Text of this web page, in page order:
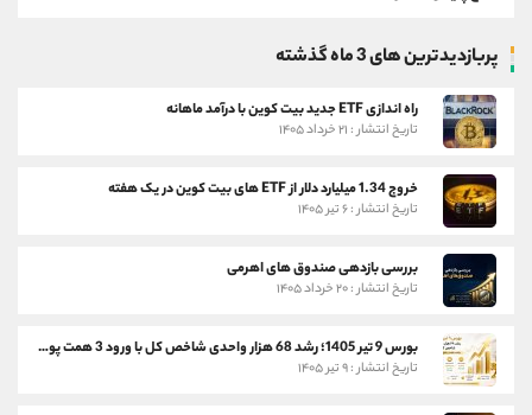
پربازدیدترین های 3 ماه گذشته
راه اندازی ETF جدید بیت کوین با درآمد ماهانه
تاریخ انتشار : ۲۱ خرداد ۱۴۰۵
خروج 1.34 میلیارد دلار از ETF های بیت کوین در یک هفته
تاریخ انتشار : ۶ تیر ۱۴۰۵
بررسی بازدهی صندوق های اهرمی
تاریخ انتشار : ۲۰ خرداد ۱۴۰۵
بورس 9 تیر 1405؛ رشد 68 هزار واحدی شاخص کل با ورود 3 همت پول حقیقی
تاریخ انتشار : ۹ تیر ۱۴۰۵